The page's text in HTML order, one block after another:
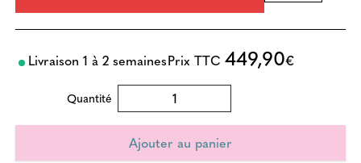
Livraison 1 à 2 semainesPrix TTC 449,90€
Quantité